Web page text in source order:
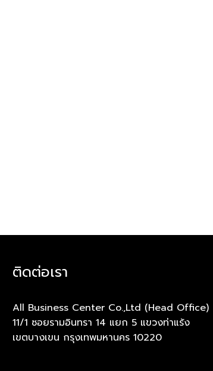
ติดต่อเรา
All Business Center Co.,Ltd (Head Office)
11/1 ซอยรามอินทรา 14 แยก 5 แขวงท่าแร้ง
เขตบางเขน กรุงเทพมหานคร 10220